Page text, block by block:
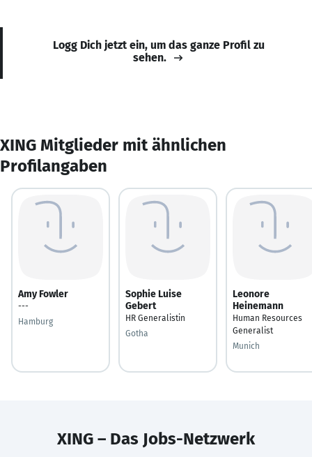
Logg Dich jetzt ein, um das ganze Profil zu
sehen.
XING Mitglieder mit ähnlichen
Profilangaben
Amy Fowler
---
Hamburg
Sophie Luise
Gebert
HR Generalistin
Gotha
Leonore
Heinemann
Human Resources
Generalist
Munich
XING – Das Jobs-Netzwerk